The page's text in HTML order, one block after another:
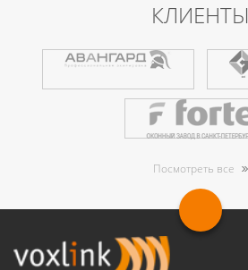
КЛИЕНТЫ
Посмотреть все